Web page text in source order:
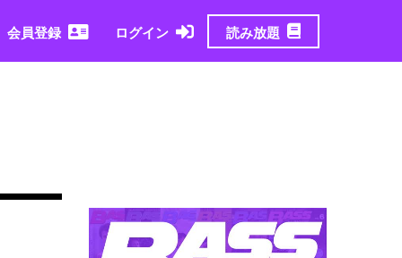
会員登録 ログイン 読み放題